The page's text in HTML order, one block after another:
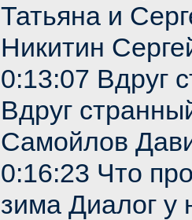
Татьяна и
Никитин
0:13:07 Вдруг
Вдруг
Самойлов
0:16:23 Что
зима Диалог у